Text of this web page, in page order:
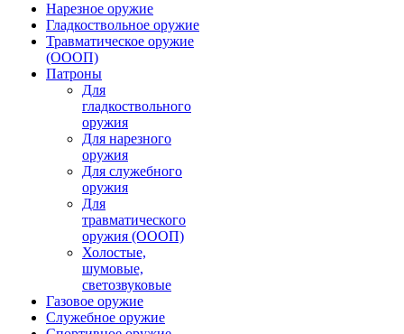
Нарезное оружие
Гладкоствольное оружие
Травматическое оружие
(ОООП)
Патроны
Для
гладкоствольного
оружия
Для нарезного
оружия
Для служебного
оружия
Для
травматического
оружия (ОООП)
Холостые,
шумовые,
светозвуковые
Газовое оружие
Служебное оружие